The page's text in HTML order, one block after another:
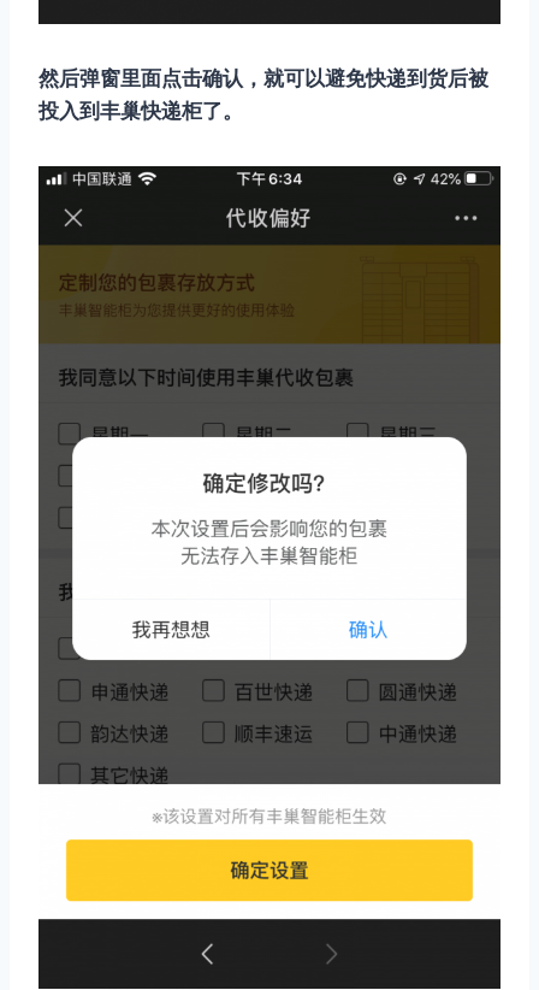
然后弹窗里面点击确认，就可以避免快递到货后被
投入到丰巢快递柜了。